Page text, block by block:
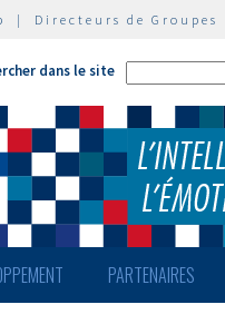
| Directeurs de Groupes
dans le site
PARTENAIRES